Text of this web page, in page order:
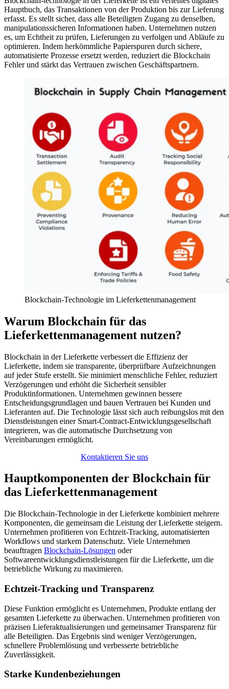
Hauptbuch, das Transaktionen von der Produktion bis zur Lieferung
erfasst. Es stellt sicher, dass alle Beteiligten Zugang zu denselben,
manipulationssicheren Informationen haben. Unternehmen nutzen
es, um Echtheit zu prüfen, Lieferungen zu verfolgen und Abläufe zu
optimieren. Indem herkömmliche Papierspuren durch sichere,
automatisierte Prozesse ersetzt werden, reduziert die Blockchain
Fehler und stärkt das Vertrauen zwischen Geschäftspartnern.
Blockchain-Technologie im Lieferkettenmanagement
Warum Blockchain für das
Lieferkettenmanagement nutzen?
Blockchain in der Lieferkette verbessert die Effizienz der
Lieferkette, indem sie transparente, überprüfbare Aufzeichnungen
auf jeder Stufe erstellt. Sie minimiert menschliche Fehler, reduziert
Verzögerungen und erhöht die Sicherheit sensibler
Produktinformationen. Unternehmen gewinnen bessere
Entscheidungsgrundlagen und bauen Vertrauen bei Kunden und
Lieferanten auf. Die Technologie lässt sich auch reibungslos mit den
Dienstleistungen einer Smart-Contract-Entwicklungsgesellschaft
integrieren, was die automatische Durchsetzung von
Vereinbarungen ermöglicht.
Kontaktieren Sie uns
Hauptkomponenten der Blockchain für
das Lieferkettenmanagement
Die Blockchain-Technologie in der Lieferkette kombiniert mehrere
Komponenten, die gemeinsam die Leistung der Lieferkette steigern.
Unternehmen profitieren von Echtzeit-Tracking, automatisierten
Workflows und starkem Datenschutz. Viele Unternehmen
beauftragen Blockchain-Lösungen oder
Softwareentwicklungsdienstleistungen für die Lieferkette, um die
betriebliche Wirkung zu maximieren.
Echtzeit-Tracking und Transparenz
Diese Funktion ermöglicht es Unternehmen, Produkte entlang der
gesamten Lieferkette zu überwachen. Unternehmen profitieren von
präzisen Lieferaktualisierungen und gemeinsamer Transparenz für
alle Beteiligten. Das Ergebnis sind weniger Verzögerungen,
schnellere Problemlösung und verbesserte betriebliche
Zuverlässigkeit.
Starke Kundenbeziehungen